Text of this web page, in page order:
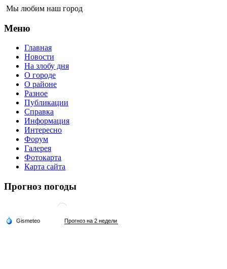
Мы любим наш город
Меню
Главная
Новости
На злобу дня
О городе
О районе
Разное
Публикации
Справка
Информация
Интересно
Форум
Галерея
Фотокарта
Карта сайта
Прогноз погоды